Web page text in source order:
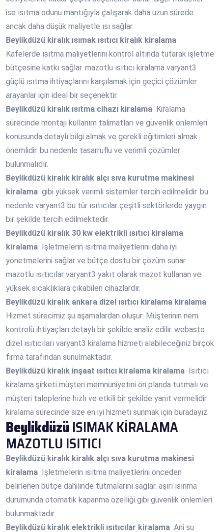
ise ısıtma odunu mantığıyla çalışarak daha uzun sürede
ancak daha düşük maliyetle ısı sağlar.
Beylikdüzü kiralık ısımak ısıtıcı kiralık kiralama
Kafelerde ısıtma maliyetlerini kontrol altında tutarak işletme
bütçesine katkı sağlar. mazotlu ısıtıcı kiralama varyant3
güçlü ısıtma ihtiyaçlarını karşılamak için geçici çözümler
arayanlar için ideal bir seçenektir.
Beylikdüzü kiralık ısıtma cihazı kiralama Kiralama
sürecinde montajı kullanım talimatları ve güvenlik önlemleri
konusunda detaylı bilgi almak ve gerekli eğitimleri almak
önemlidir. bu nedenle tasarruflu ve verimli çözümler
bulunmalıdır.
Beylikdüzü kiralık kiralık alçı sıva kurutma makinesi
kiralama gibi yüksek verimli sistemler tercih edilmelidir. bu
nedenle varyant3 bu tür ısıtıcılar çeşitli sektörlerde yaygın
bir şekilde tercih edilmektedir.
Beylikdüzü kiralık 30 kw elektrikli ısıtıcı kiralama
kiralama İşletmelerin ısıtma maliyetlerini daha iyi
yönetmelerini sağlar ve bütçe dostu bir çözüm sunar.
mazotlu ısıtıcılar varyant3 yakıt olarak mazot kullanan ve
yüksek sıcaklıklara çıkabilen cihazlardır.
Beylikdüzü kiralık ankara dizel ısıtıcı kiralama kiralama
Hizmet sürecimiz şu aşamalardan oluşur: Müşterinin nem
kontrolü ihtiyaçları detaylı bir şekilde analiz edilir. webasto
dizel ısıtıcıları varyant3 kiralama hizmeti alabileceğiniz birçok
firma tarafından sunulmaktadır.
Beylikdüzü kiralık inşaat ısıtıcı kiralama kiralama Isıtıcı
kiralama şirketi müşteri memnuniyetini ön planda tutmalı ve
müşteri taleplerine hızlı ve etkili bir şekilde yanıt vermelidir.
kiralama sürecinde size en iyi hizmeti sunmak için buradayız.
BeylikdüzüISIMAK KİRALAMA
MAZOTLU ISITICI
Beylikdüzü kiralık kiralık alçı sıva kurutma makinesi
kiralama İşletmelerin ısıtma maliyetlerini önceden
belirlenen bütçe dahilinde tutmalarını sağlar. aşırı ısınma
durumunda otomatik kapanma özelliği gibi güvenlik önlemleri
bulunmaktadır.
Beylikdüzü kiralık elektrikli ısıtıcılar kiralama Ani su